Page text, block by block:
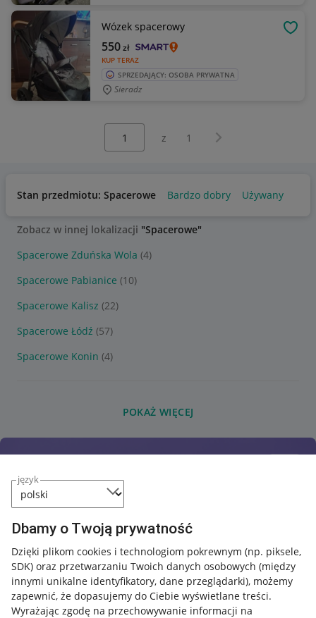
język
Dbamy o Twoją prywatność
Dzięki plikom cookies i technologiom pokrewnym (np. piksele,
SDK) oraz przetwarzaniu Twoich danych osobowych (między
innymi unikalne identyfikatory, dane przeglądarki), możemy
zapewnić, że dopasujemy do Ciebie wyświetlane treści.
Wyrażając zgodę na przechowywanie informacji na
Wózek spacerowy
KUP TERAZ
550zł
SPRZEDAJĄCY: OSOBA PRYWATNA
Sieradz
z 1 Następna strona
Stan przedmiotu: Spacerowe Bardzo dobry Używany
Zobacz w innej lokalizacji "Spacerowe"
Spacerowe Zduńska Wola (4)
Spacerowe Pabianice (10)
Spacerowe Kalisz (22)
Spacerowe Łódź (57)
Spacerowe Konin (4)
POKAŻ WIĘCEJ